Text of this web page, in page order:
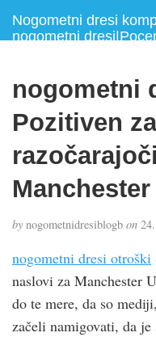
Nogometni dresi
nogometni
nogometni
Pozitiven
by nogometnidresiblogb on
nogometni dresi otroški
naslovi za Manchester
do te mere, da so
začeli namigovati, da je